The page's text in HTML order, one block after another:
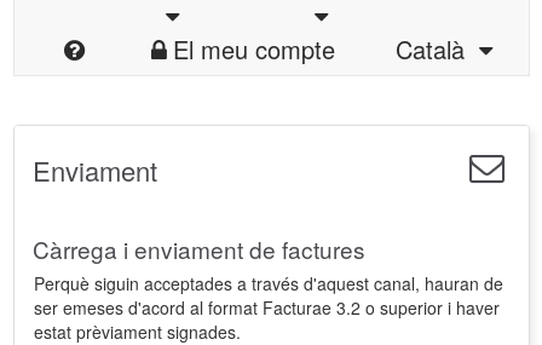
El meu compte
Català
Enviament
Càrrega i enviament de factures
Perquè siguin acceptades a través d'aquest canal, hauran de
ser emeses d'acord al format Facturae 3.2 o superior i haver
estat prèviament signades.